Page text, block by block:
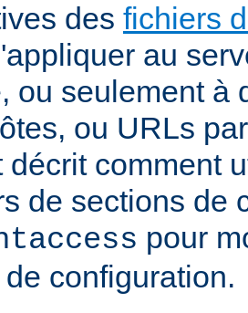
des fichiers
au
ou seulement à
ou URLs
décrit comment
de sections de
pour
configuration.